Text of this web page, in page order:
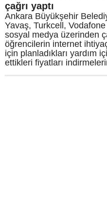
çağrı yaptı
Ankara Büyükşehir
Yavaş, Turkcell,
sosyal medya üzerinden
öğrencilerin internet
için planladıkları yardım
ettikleri fiyatları